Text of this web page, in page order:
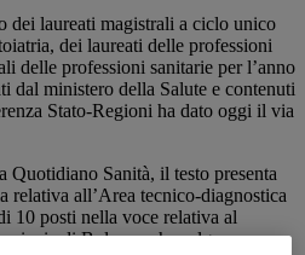
dei laureati magistrali a ciclo unico
dei laureati delle professioni
delle professioni sanitarie per l’anno
dal ministero della Salute e contenuti
Stato-Regioni ha dato oggi il via
Quotidiano Sanità, il testo presenta
relativa all’Area tecnico-diagnostica
10 posti nella voce relativa al
di Bolzano che salgono